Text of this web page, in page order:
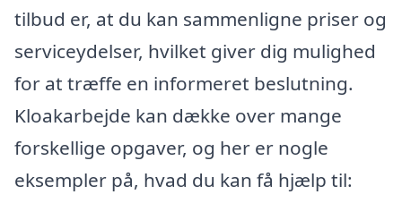
tilbud er, at du kan sammenligne priser og
serviceydelser, hvilket giver dig mulighed
for at træffe en informeret beslutning.
Kloakarbejde kan dække over mange
forskellige opgaver, og her er nogle
eksempler på, hvad du kan få hjælp til: